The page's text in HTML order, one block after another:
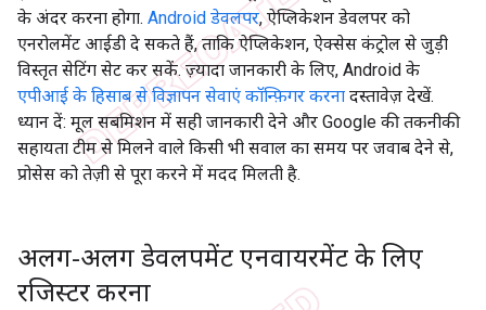
के अंदर करना होगा. Android डेवलपर, ऐप्लिकेशन डेवलपर को
एनरोलमेंट आईडी दे सकते हैं, ताकि ऐप्लिकेशन, ऐक्सेस कंट्रोल से जुड़ी
विस्तृत सेटिंग सेट कर सकें. ज़्यादा जानकारी के लिए, Android के
एपीआई के हिसाब से विज्ञापन सेवाएं कॉन्फ़िगर करना दस्तावेज़ देखें.
ध्यान दें: मूल सबमिशन में सही जानकारी देने और Google की तकनीकी
सहायता टीम से मिलने वाले किसी भी सवाल का समय पर जवाब देने से,
प्रोसेस को तेज़ी से पूरा करने में मदद मिलती है.
अलग-अलग डेवलपमेंट एनवायरमेंट के लिए
रजिस्टर करना